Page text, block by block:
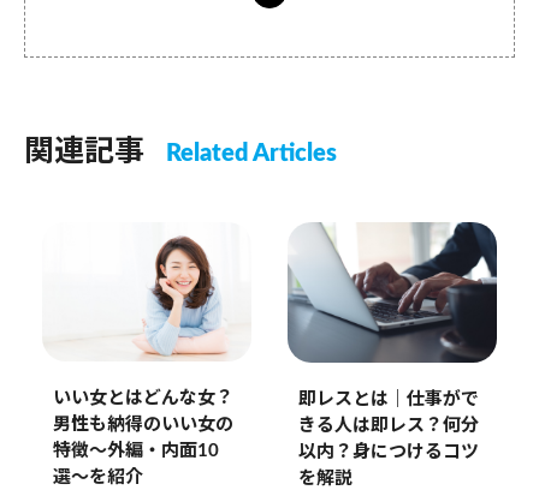
関連記事 Related Articles
いい女とはどんな女？
男性も納得のいい女の
特徴〜外編・内面10
選〜を紹介
即レスとは｜仕事がで
きる人は即レス？何分
以内？身につけるコツ
を解説